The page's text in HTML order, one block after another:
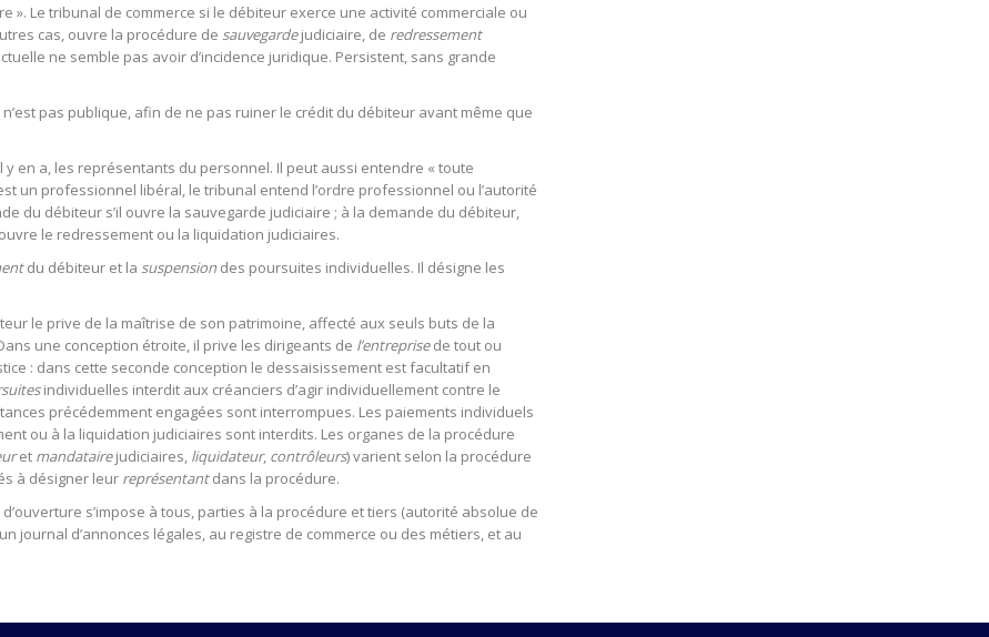
». Le tribunal de commerce si le débiteur exerce une activité commerciale ou
cas, ouvre la procédure de sauvegardejudiciaire, de redressement
ne semble pas avoir d’incidence juridique. Persistent, sans grande
pas publique, afin de ne pas ruiner le crédit du débiteur avant même que
en a, les représentants du personnel. Il peut aussi entendre « toute
un professionnel libéral, le tribunal entend l’ordre professionnel ou l’autorité
du débiteur s’il ouvre la sauvegarde judiciaire ; à la demande du débiteur,
le redressement ou la liquidation judiciaires.
du débiteur et la suspension des poursuites individuelles. Il désigne les
le prive de la maîtrise de son patrimoine, affecté aux seuls buts de la
une conception étroite, il prive les dirigeants de l’entreprisede tout ou
: dans cette seconde conception le dessaisissement est facultatif en
individuelles interdit aux créanciers d’agir individuellement contre le
précédemment engagées sont interrompues. Les paiements individuels
ou à la liquidation judiciaires sont interdits. Les organes de la procédure
et mandatairejudiciaires, liquidateur, contrôleurs) varient selon la procédure
à désigner leur représentantdans la procédure.
s’impose à tous, parties à la procédure et tiers (autorité absolue de
journal d’annonces légales, au registre de commerce ou des métiers, et au